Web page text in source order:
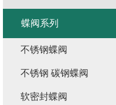
蝶阀系列
不锈钢蝶阀
不锈钢 碳钢蝶阀
软密封蝶阀